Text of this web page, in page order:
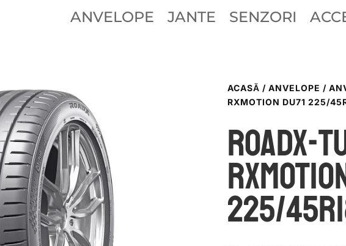
ANVELOPE JANTE SENZORI
ACASĂ / ANVELOPE /
RXMOTION DU71 225/
ROADX-
225/